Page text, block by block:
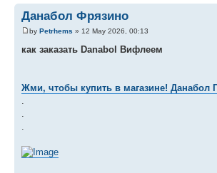
Данабол Фрязино
by Petrhems » 12 May 2026, 00:13
как заказать Danabol Вифлеем
Жми, чтобы купить в магазине! Данабол